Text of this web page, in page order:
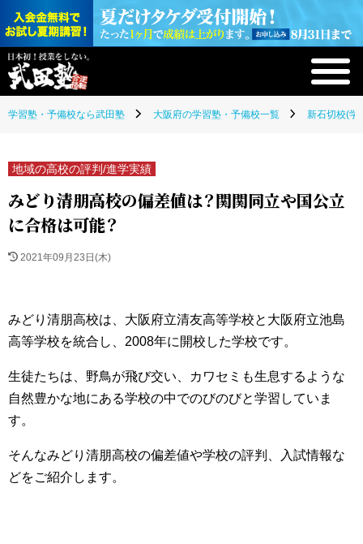
学習塾・予備校なら武田塾 大阪府の学習塾・予備校一覧 新石切校(学
地域の高校の評判/進学実績
みどり清朋高校の偏差値は？関関同立や国公立
に合格は可能？
2021年09月23日(木)
みどり清朋高校は、大阪府立清友高等学校と大阪府立池島
高等学校を統合し、2008年に開校した学校です。
生徒たちは、野鳥が飛び交い、カワセミも生息するような
自然豊かな地にある学校の中でのびのびと学習していま
す。
そんなみどり清朋高校の偏差値や学校の評判、入試情報な
どをご紹介します。